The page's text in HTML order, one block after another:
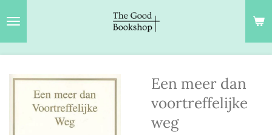
hoofdinhoud
Een meer dan
voortreffelijke
weg